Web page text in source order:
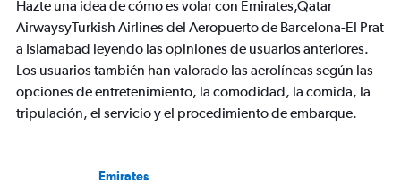
1
Y
axis
values.
Range:
0
Hazte una idea de cómo es volar con Emirates,Qatar
AirwaysyTurkish Airlines del Aeropuerto de Barcelona-El Prat
a Islamabad leyendo las opiniones de usuarios anteriores.
Los usuarios también han valorado las aerolíneas según las
opciones de entretenimiento, la comodidad, la comida, la
tripulación, el servicio y el procedimiento de embarque.
Emirates